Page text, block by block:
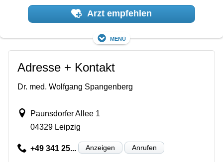
Arzt empfehlen
Menü
Adresse + Kontakt
Dr. med. Wolfgang Spangenberg
Paunsdorfer Allee 1
04329 Leipzig
+49 341 25... Anzeigen Anrufen